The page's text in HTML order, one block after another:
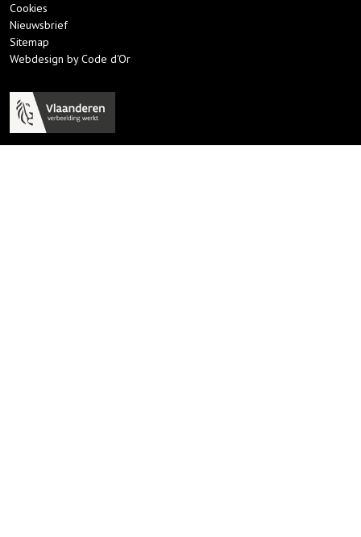
Cookies
Nieuwsbrief
Sitemap
Webdesign by Code d'Or